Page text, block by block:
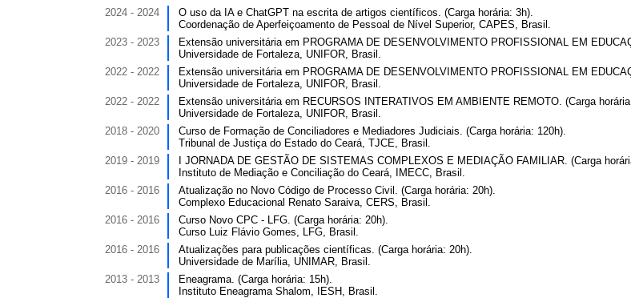
2024 - 2024
O uso da IA e ChatGPT na escrita de artigos científicos. (Carga horária: 3h).
Coordenação de Aperfeiçoamento de Pessoal de Nível Superior, CAPES, Brasil.
2023 - 2023
Extensão universitária em PROGRAMA DE DESENVOLVIMENTO PROFISSIONAL EM
Universidade de Fortaleza, UNIFOR, Brasil.
2022 - 2022
Extensão universitária em PROGRAMA DE DESENVOLVIMENTO PROFISSIONAL EM
Universidade de Fortaleza, UNIFOR, Brasil.
2022 - 2022
Extensão universitária em RECURSOS INTERATIVOS EM AMBIENTE REMOTO. (Carga
Universidade de Fortaleza, UNIFOR, Brasil.
2018 - 2020
Curso de Formação de Conciliadores e Mediadores Judiciais. (Carga horária: 120h).
Tribunal de Justiça do Estado do Ceará, TJCE, Brasil.
2019 - 2019
I JORNADA DE GESTÃO DE SISTEMAS COMPLEXOS E MEDIAÇÃO FAMILIAR. (Carga
Instituto de Mediação e Conciliação do Ceará, IMECC, Brasil.
2016 - 2016
Atualização no Novo Código de Processo Civil. (Carga horária: 20h).
Complexo Educacional Renato Saraiva, CERS, Brasil.
2016 - 2016
Curso Novo CPC - LFG. (Carga horária: 20h).
Curso Luiz Flávio Gomes, LFG, Brasil.
2016 - 2016
Atualizações para publicações científicas. (Carga horária: 20h).
Universidade de Marília, UNIMAR, Brasil.
2013 - 2013
Eneagrama. (Carga horária: 15h).
Instituto Eneagrama Shalom, IESH, Brasil.